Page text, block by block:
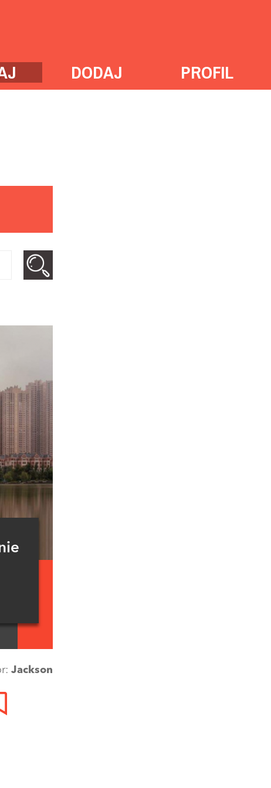
DODAJ PROFIL
Jackson